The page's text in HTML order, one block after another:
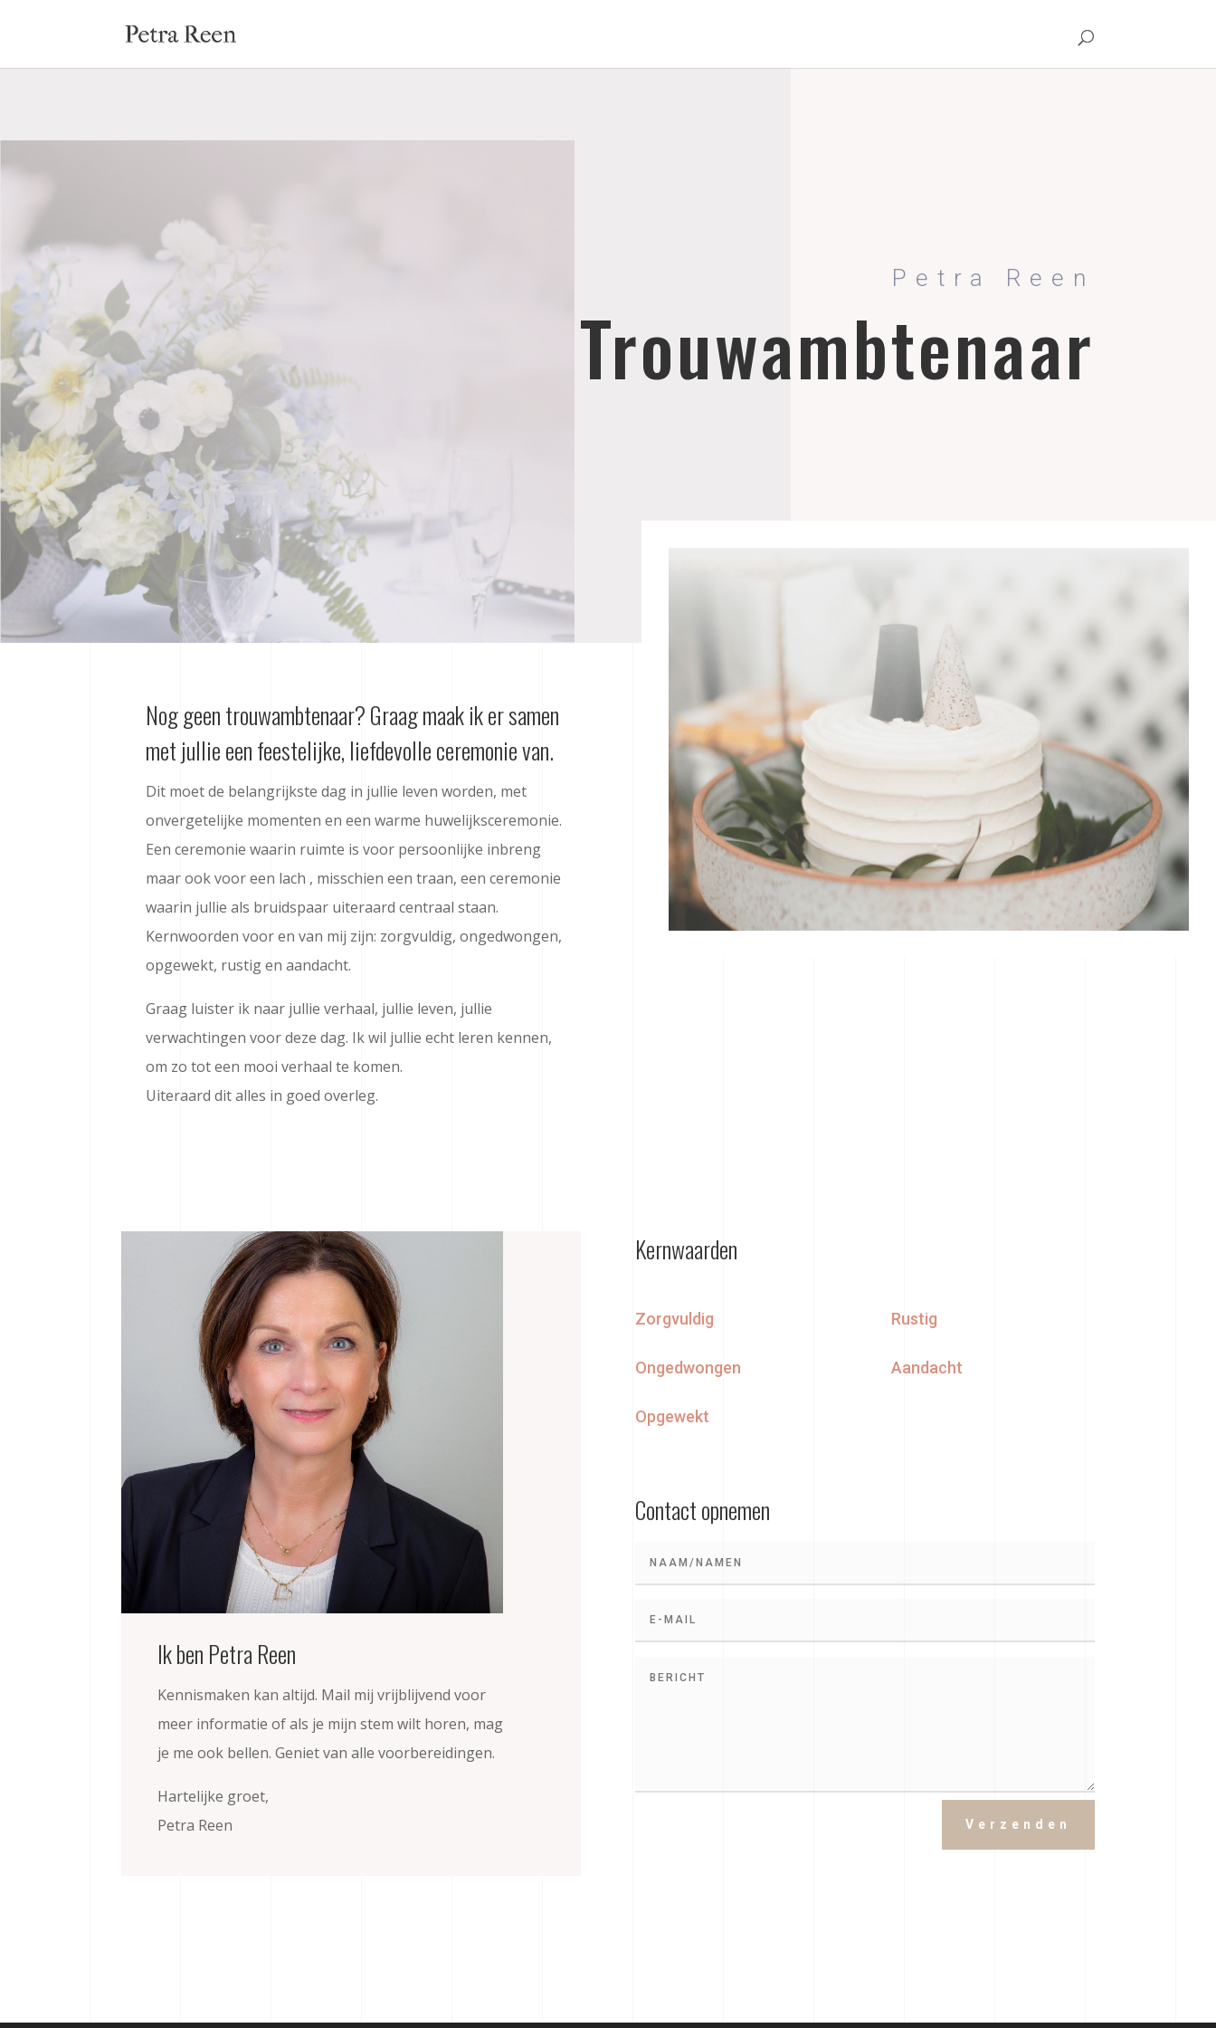
Petra Reen
Trouwambtenaar
Nog geen trouwambtenaar? Graag maak ik er samen
met jullie een feestelijke, liefdevolle ceremonie van.
Dit moet de belangrijkste dag in jullie leven worden, met
onvergetelijke momenten en een warme huwelijksceremonie.
Een ceremonie waarin ruimte is voor persoonlijke inbreng
maar ook voor een lach , misschien een traan, een ceremonie
waarin jullie als bruidspaar uiteraard centraal staan.
Kernwoorden voor en van mij zijn: zorgvuldig, ongedwongen,
opgewekt, rustig en aandacht.
Graag luister ik naar jullie verhaal, jullie leven, jullie
verwachtingen voor deze dag. Ik wil jullie echt leren kennen,
om zo tot een mooi verhaal te komen.
Uiteraard dit alles in goed overleg.
Ik ben Petra Reen
Kennismaken kan altijd. Mail mij vrijblijvend voor
meer informatie of als je mijn stem wilt horen, mag
je me ook bellen. Geniet van alle voorbereidingen.
Hartelijke groet,
Petra Reen
Kernwaarden
Zorgvuldig
Ongedwongen
Opgewekt
Rustig
Aandacht
Contact opnemen
Verzenden